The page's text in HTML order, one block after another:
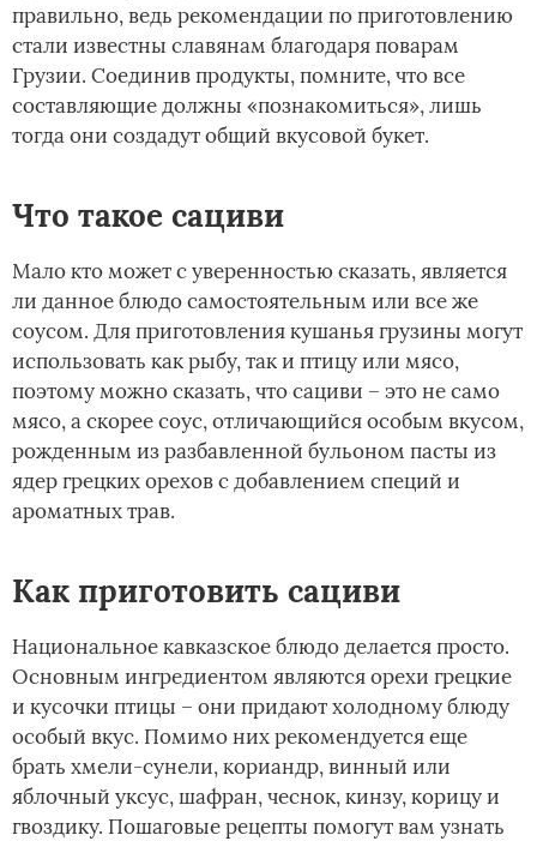
правильно, ведь рекомендации по приготовлению
стали известны славянам благодаря поварам
Грузии. Соединив продукты, помните, что все
составляющие должны «познакомиться», лишь
тогда они создадут общий вкусовой букет.
Что такое сациви
Мало кто может с уверенностью сказать, является
ли данное блюдо самостоятельным или все же
соусом. Для приготовления кушанья грузины могут
использовать как рыбу, так и птицу или мясо,
поэтому можно сказать, что сациви – это не само
мясо, а скорее соус, отличающийся особым вкусом,
рожденным из разбавленной бульоном пасты из
ядер грецких орехов с добавлением специй и
ароматных трав.
Как приготовить сациви
Национальное кавказское блюдо делается просто.
Основным ингредиентом являются орехи грецкие
и кусочки птицы – они придают холодному блюду
особый вкус. Помимо них рекомендуется еще
брать хмели-сунели, кориандр, винный или
яблочный уксус, шафран, чеснок, кинзу, корицу и
гвоздику. Пошаговые рецепты помогут вам узнать